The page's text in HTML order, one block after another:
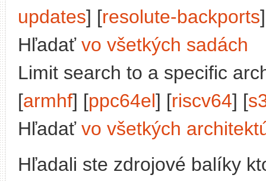
updates] [resolute-backports
Hľadať vo všetkých sadách
Limit search to a specific
[armhf] [ppc64el] [riscv64] [
Hľadať vo všetkých
Hľadali ste zdrojové balíky